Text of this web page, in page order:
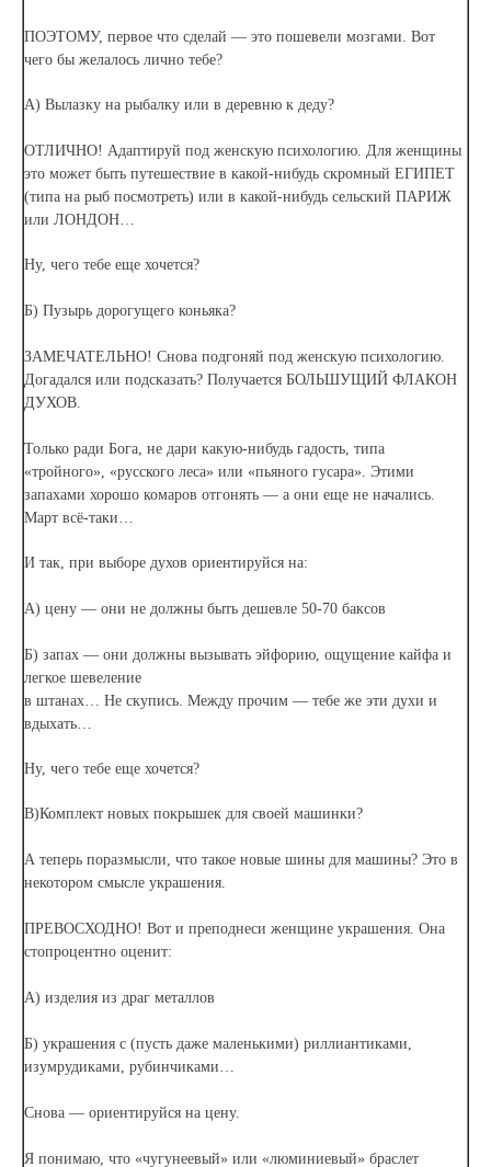
ПОЭТОМУ, первое что сделай — это пошевели мозгами. Вот
чего бы желалось лично тебе?
А) Вылазку на рыбалку или в деревню к деду?
ОТЛИЧНО! Адаптируй под женскую психологию. Для женщины
это может быть путешествие в какой-нибудь скромный ЕГИПЕТ
(типа на рыб посмотреть) или в какой-нибудь сельский ПАРИЖ
или ЛОНДОН…
Ну, чего тебе еще хочется?
Б) Пузырь дорогущего коньяка?
ЗАМЕЧАТЕЛЬНО! Снова подгоняй под женскую психологию.
Догадался или подсказать? Получается БОЛЬШУЩИЙ ФЛАКОН
ДУХОВ.
Только ради Бога, не дари какую-нибудь гадость, типа
«тройного», «русского леса» или «пьяного гусара». Этими
запахами хорошо комаров отгонять — а они еще не начались.
Март всё-таки…
И так, при выборе духов ориентируйся на:
А) цену — они не должны быть дешевле 50-70 баксов
Б) запах — они должны вызывать эйфорию, ощущение кайфа и
легкое шевеление
в штанах… Не скупись. Между прочим — тебе же эти духи и
вдыхать…
Ну, чего тебе еще хочется?
В)Комплект новых покрышек для своей машинки?
А теперь поразмысли, что такое новые шины для машины? Это в
некотором смысле украшения.
ПРЕВОСХОДНО! Вот и преподнеси женщине украшения. Она
стопроцентно оценит:
А) изделия из драг металлов
Б) украшения с (пусть даже маленькими) риллиантиками,
изумрудиками, рубинчиками…
Снова — ориентируйся на цену.
Я понимаю, что «чугунеевый» или «люминиевый» браслет